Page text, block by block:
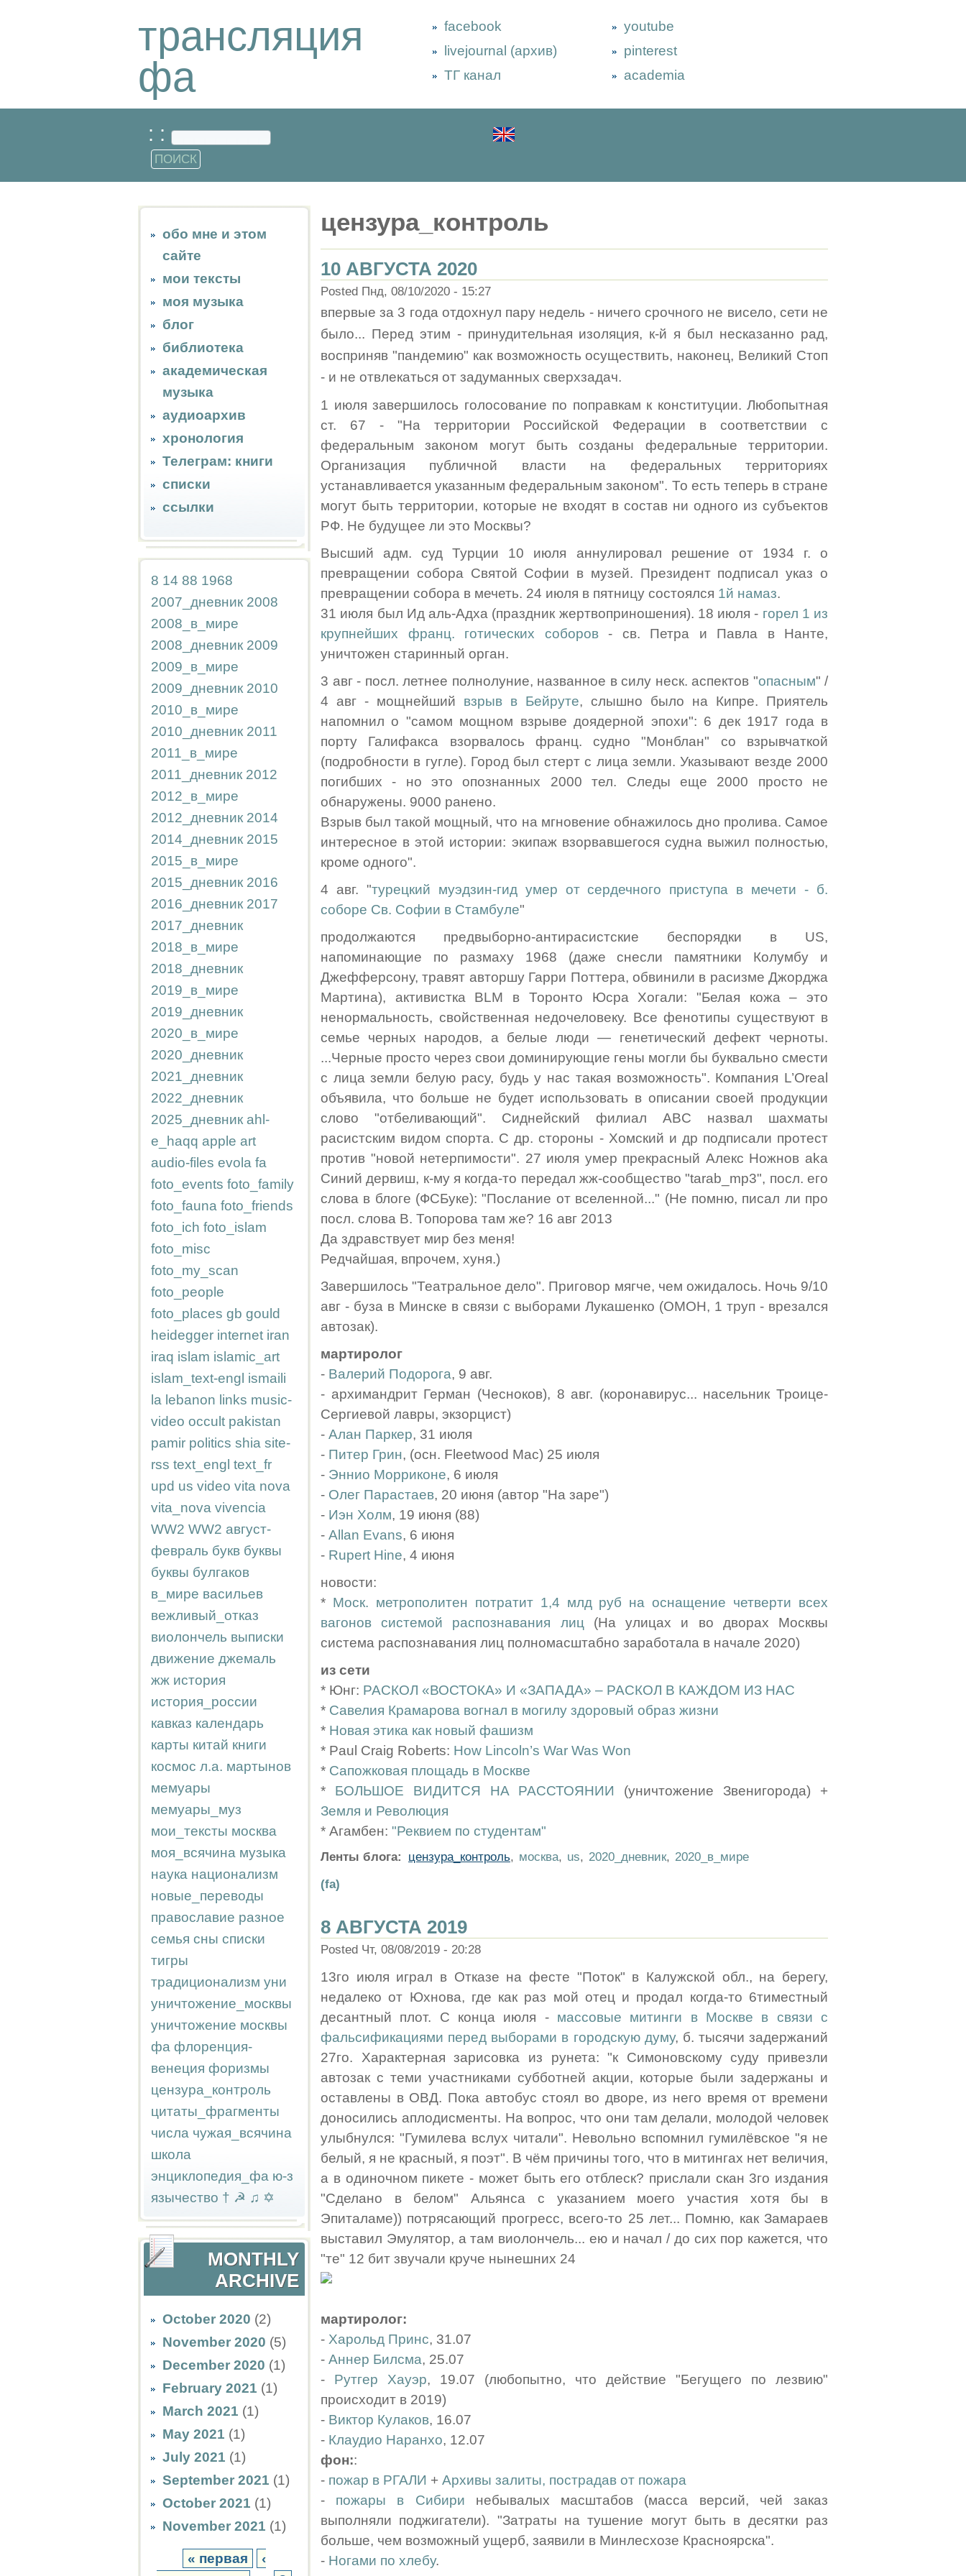
трансляция
фа
facebook
livejournal (архив)
ТГ канал
youtube
pinterest
academia
: :
обо мне и этом
сайте
мои тексты
моя музыка
блог
библиотека
академическая
музыка
аудиоархив
хронология
Телеграм: книги
списки
ссылки
8 14 88 1968
2007_дневник 2008
2008_в_мире
2008_дневник 2009
2009_в_мире
2009_дневник 2010
2010_в_мире
2010_дневник 2011
2011_в_мире
2011_дневник 2012
2012_в_мире
2012_дневник 2014
2014_дневник 2015
2015_в_мире
2015_дневник 2016
2016_дневник 2017
2017_дневник
2018_в_мире
2018_дневник
2019_в_мире
2019_дневник
2020_в_мире
2020_дневник
2021_дневник
2022_дневник
2025_дневник ahl-
e_haqq apple art
audio-files evola fa
foto_events foto_family
foto_fauna foto_friends
foto_ich foto_islam
foto_misc
foto_my_scan
foto_people
foto_places gb gould
heidegger internet iran
iraq islam islamic_art
islam_text-engl ismaili
la lebanon links music-
video occult pakistan
pamir politics shia site-
rss text_engl text_fr
upd us video vita nova
vita_nova vivencia
WW2 WW2 август-
февраль букв буквы
буквы булгаков
в_мире васильев
вежливый_отказ
виолончель выписки
движение джемаль
жж история
история_россии
кавказ календарь
карты китай книги
космос л.а. мартынов
мемуары
мемуары_муз
мои_тексты москва
моя_всячина музыка
наука национализм
новые_переводы
православие разное
семья сны списки
тигры
традиционализм уни
уничтожение_москвы
уничтожение москвы
фа флоренция-
венеция форизмы
цензура_контроль
цитаты_фрагменты
числа чужая_всячина
школа
энциклопедия_фа ю-з
язычество † ☭ ♫ ✡
MONTHLY
ARCHIVE
October 2020 (2)
November 2020 (5)
December 2020 (1)
February 2021 (1)
March 2021 (1)
May 2021 (1)
July 2021 (1)
September 2021 (1)
October 2021 (1)
November 2021 (1)
« первая
‹
цензура_контроль
10 АВГУСТА 2020
Posted Пнд, 08/10/2020 - 15:27
впервые за 3 года отдохнул пару недель - ничего срочного не висело, сети не
было... Перед этим - принудительная изоляция, к-й я был несказанно рад,
восприняв "пандемию" как возможность осуществить, наконец, Великий Стоп
- и не отвлекаться от задуманных сверхзадач.
1 июля завершилось голосование по поправкам к конституции. Любопытная
ст. 67 - "На территории Российской Федерации в соответствии с
федеральным законом могут быть созданы федеральные территории.
Организация публичной власти на федеральных территориях
устанавливается указанным федеральным законом". То есть теперь в стране
могут быть территории, которые не входят в состав ни одного из субъектов
РФ. Не будущее ли это Москвы?
Высший адм. суд Турции 10 июля аннулировал решение от 1934 г. о
превращении собора Святой Софии в музей. Президент подписал указ о
превращении собора в мечеть. 24 июля в пятницу состоялся 1й намаз.
31 июля был Ид аль-Адха (праздник жертвоприношения). 18 июля - горел 1 из
крупнейших франц. готических соборов- св. Петра и Павла в Нанте,
уничтожен старинный орган.
3 авг - посл. летнее полнолуние, названное в силу неск. аспектов "опасным" /
4 авг - мощнейший взрыв в Бейруте, слышно было на Кипре. Приятель
напомнил о "самом мощном взрыве доядерной эпохи": 6 дек 1917 года в
порту Галифакса взорвалось франц. судно "Монблан" со взрывчаткой
(подробности в гугле). Город был стерт с лица земли. Указывают везде 2000
погибших - но это опознанных 2000 тел. Следы еще 2000 просто не
обнаружены. 9000 ранено.
Взрыв был такой мощный, что на мгновение обнажилось дно пролива. Самое
интересное в этой истории: экипаж взорвавшегося судна выжил полностью,
кроме одного".
4 авг. "турецкий муэдзин-гид умер от сердечного приступа в мечети - б.
соборе Св. Софии в Стамбуле"
продолжаются предвыборно-антирасистские беспорядки в US,
напоминающие по размаху 1968 (даже снесли памятники Колумбу и
Джефферсону, травят авторшу Гарри Поттера, обвинили в расизме Джорджа
Мартина), активистка BLM в Торонто Юсра Хогали: "Белая кожа – это
ненормальность, свойственная недочеловеку. Все фенотипы существуют в
семье черных народов, а белые люди — генетический дефект черноты.
...Черные просто через свои доминирующие гены могли бы буквально смести
с лица земли белую расу, будь у нас такая возможность". Компания L’Oreal
объявила, что больше не будет использовать в описании своей продукции
слово "отбеливающий". Сиднейский филиал ABC назвал шахматы
расистским видом спорта. С др. стороны - Хомский и др подписали протест
против "новой нетерпимости". 27 июля умер прекрасный Алекс Ножнов aka
Синий дервиш, к-му я когда-то передал жж-сообщество "tarab_mp3", посл. его
слова в блоге (ФСБуке): "Послание от вселенной..." (Не помню, писал ли про
посл. слова В. Топорова там же? 16 авг 2013
Да здравствует мир без меня!
Редчайшая, впрочем, хуня.)
Завершилось "Театральное дело". Приговор мягче, чем ожидалось. Ночь 9/10
авг - буза в Минске в связи с выборами Лукашенко (ОМОН, 1 труп - врезался
автозак).
мартиролог
- Валерий Подорога, 9 авг.
- архимандрит Герман (Чесноков), 8 авг. (коронавирус... насельник Троице-
Сергиевой лавры, экзорцист)
- Алан Паркер, 31 июля
- Питер Грин, (осн. Fleetwood Mac) 25 июля
- Эннио Морриконе, 6 июля
- Олег Парастаев, 20 июня (автор "На заре")
- Иэн Холм, 19 июня (88)
- Allan Evans, 6 июня
- Rupert Hine, 4 июня
новости:
* Моск. метрополитен потратит 1,4 млд руб на оснащение четверти всех
вагонов системой распознавания лиц (На улицах и во дворах Москвы
система распознавания лиц полномасштабно заработала в начале 2020)
из сети
* Юнг: РАСКОЛ «ВОСТОКА» И «ЗАПАДА» – РАСКОЛ В КАЖДОМ ИЗ НАС
* Савелия Крамарова вогнал в могилу здоровый образ жизни
* Новая этика как новый фашизм
* Paul Craig Roberts: How Lincoln’s War Was Won
* Сапожковая площадь в Москве
* БОЛЬШОЕ ВИДИТСЯ НА РАССТОЯНИИ
(уничтожение Звенигорода) +
Земля и Революция
* Агамбен: "Реквием по студентам"
Ленты блога: цензура_контроль, москва, us, 2020_дневник, 2020_в_мире
(fa)
8 АВГУСТА 2019
Posted Чт, 08/08/2019 - 20:28
13го июля играл в Отказе на фесте "Поток" в Калужской обл., на берегу,
недалеко от Юхнова, где как раз мой отец и продал когда-то 6тиместный
десантный плот. С конца июля - массовые митинги в Москве в связи с
фальсификациями перед выборами в городскую думу, б. тысячи задержаний
27го. Характерная зарисовка из рунета: "к Симоновскому суду привезли
автозак с теми участниками субботней акции, которые были задержаны и
оставлены в ОВД. Пока автобус стоял во дворе, из него время от времени
доносились аплодисменты. На вопрос, что они там делали, молодой человек
улыбнулся: "Гумилева вслух читали". Невольно вспомнил гумилёвское "я не
белый, я не красный, я поэт". В чём причины того, что в митингах нет величия,
а в одиночном пикете - может быть его отблеск? прислали скан 3го издания
"Сделано в белом" Альянса с указанием моего участия хотя бы в
Эпиталаме)) потрясающий прогресс, всего-то 25 лет... Помню, как Замараев
выставил Эмулятор, а там виолончель... ею и начал / до сих пор кажется, что
"те" 12 бит звучали круче нынешних 24
мартиролог:
- Харольд Принс, 31.07
- Аннер Билсма, 25.07
- Рутгер Хауэр, 19.07 (любопытно, что действие "Бегущего по лезвию"
происходит в 2019)
- Виктор Кулаков, 16.07
- Клаудио Наранхо, 12.07
фон::
- пожар в РГАЛИ + Архивы залиты, пострадав от пожара
- пожары в Сибири небывалых масштабов (масса версий, чей заказ
выполняли поджигатели). "Затраты на тушение могут быть в десятки раз
больше, чем возможный ущерб, заявили в Минлесхозе Красноярска".
- Ногами по хлебу.